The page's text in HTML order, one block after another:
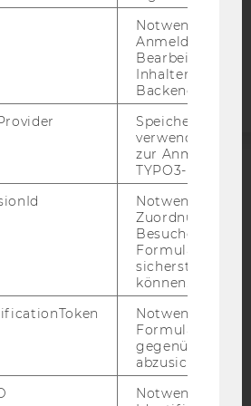
Barrierefreiheitserklärung
Notwendig für
Anmeldung und
Bearbeitung von
Inhalten im
Backend.
Speichert die
verwendete
zur Anmeldung
TYPO3-Backend.
Notwendig, um
Zuordnung von
Besucher zu
sicherstellen zu
können.
Notwendig, um
gegenüber
abzusichern.
Notwendig zur